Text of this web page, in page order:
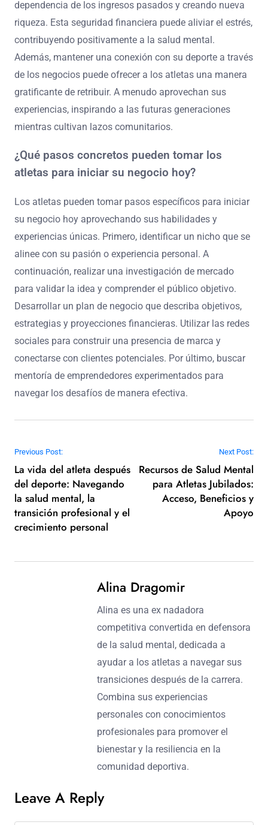
dependencia de los ingresos pasados y creando nueva
riqueza. Esta seguridad financiera puede aliviar el estrés,
contribuyendo positivamente a la salud mental.
Además, mantener una conexión con su deporte a través
de los negocios puede ofrecer a los atletas una manera
gratificante de retribuir. A menudo aprovechan sus
experiencias, inspirando a las futuras generaciones
mientras cultivan lazos comunitarios.
¿Qué pasos concretos pueden tomar los
atletas para iniciar su negocio hoy?
Los atletas pueden tomar pasos específicos para iniciar
su negocio hoy aprovechando sus habilidades y
experiencias únicas. Primero, identificar un nicho que se
alinee con su pasión o experiencia personal. A
continuación, realizar una investigación de mercado
para validar la idea y comprender el público objetivo.
Desarrollar un plan de negocio que describa objetivos,
estrategias y proyecciones financieras. Utilizar las redes
sociales para construir una presencia de marca y
conectarse con clientes potenciales. Por último, buscar
mentoría de emprendedores experimentados para
navegar los desafíos de manera efectiva.
Post navigation
Previous Post:
La vida del atleta después
del deporte: Navegando
la salud mental, la
transición profesional y el
crecimiento personal
Next Post:
Recursos de Salud Mental
para Atletas Jubilados:
Acceso, Beneficios y
Apoyo
Alina Dragomir
Alina es una ex nadadora
competitiva convertida en defensora
de la salud mental, dedicada a
ayudar a los atletas a navegar sus
transiciones después de la carrera.
Combina sus experiencias
personales con conocimientos
profesionales para promover el
bienestar y la resiliencia en la
comunidad deportiva.
Leave A Reply